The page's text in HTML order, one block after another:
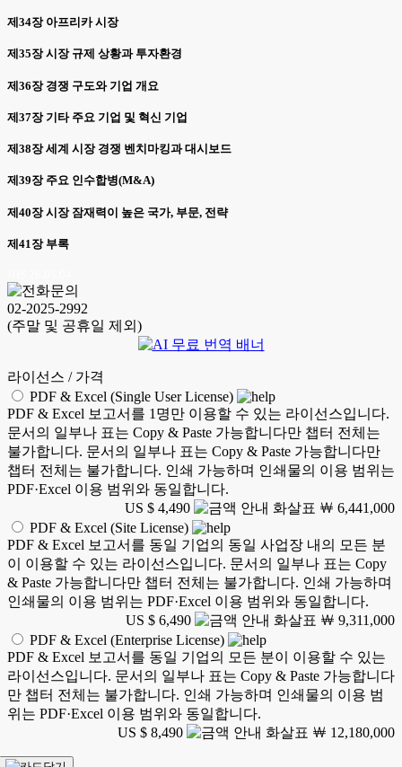
제34장 아프리카 시장
제35장 시장 규제 상황과 투자환경
제36장 경쟁 구도와 기업 개요
제37장 기타 주요 기업 및 혁신 기업
제38장 세계 시장 경쟁 벤치마킹과 대시보드
제39장 주요 인수합병(M&A)
제40장 시장 잠재력이 높은 국가, 부문, 전략
제41장 부록
02-2025-2992
(주말 및 공휴일 제외)
라이선스 / 가격
PDF & Excel (Single User License)
PDF & Excel 보고서를 1명만 이용할 수 있는 라이선스입니다.
문서의 일부나 표는 Copy & Paste 가능합니다만 챕터 전체는
불가합니다. 문서의 일부나 표는 Copy & Paste 가능합니다만
챕터 전체는 불가합니다. 인쇄 가능하며 인쇄물의 이용 범위는
PDF·Excel 이용 범위와 동일합니다.
US $ 4,490
￦ 6,441,000
PDF & Excel (Site License)
PDF & Excel 보고서를 동일 기업의 동일 사업장 내의 모든 분
이 이용할 수 있는 라이선스입니다. 문서의 일부나 표는 Copy
& Paste 가능합니다만 챕터 전체는 불가합니다. 인쇄 가능하며
인쇄물의 이용 범위는 PDF·Excel 이용 범위와 동일합니다.
US $ 6,490
￦ 9,311,000
PDF & Excel (Enterprise License)
PDF & Excel 보고서를 동일 기업의 모든 분이 이용할 수 있는
라이선스입니다. 문서의 일부나 표는 Copy & Paste 가능합니다
만 챕터 전체는 불가합니다. 인쇄 가능하며 인쇄물의 이용 범
위는 PDF·Excel 이용 범위와 동일합니다.
US $ 8,490
￦ 12,180,000